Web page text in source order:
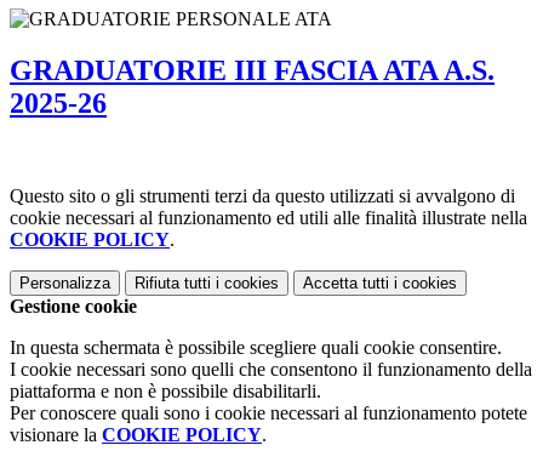
GRADUATORIE III FASCIA ATA A.S.
2025-26
Questo sito o gli strumenti terzi da questo utilizzati si avvalgono di
cookie necessari al funzionamento ed utili alle finalità illustrate nella
COOKIE POLICY.
Personalizza Rifiuta tutti i cookies Accetta tutti i cookies
Gestione cookie
In questa schermata è possibile scegliere quali cookie consentire.
I cookie necessari sono quelli che consentono il funzionamento della
piattaforma e non è possibile disabilitarli.
Per conoscere quali sono i cookie necessari al funzionamento potete
visionare la COOKIE POLICY.